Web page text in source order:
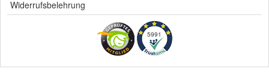
Widerrufsbelehrung
5991